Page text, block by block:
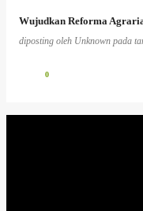
Wujudkan Reforma
diposting oleh Unknown pada
0